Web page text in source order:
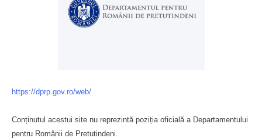
https://dprp.gov.ro/web/
Conținutul acestui site nu reprezintă poziția oficială a Departamentului
pentru Românii de Pretutindeni.